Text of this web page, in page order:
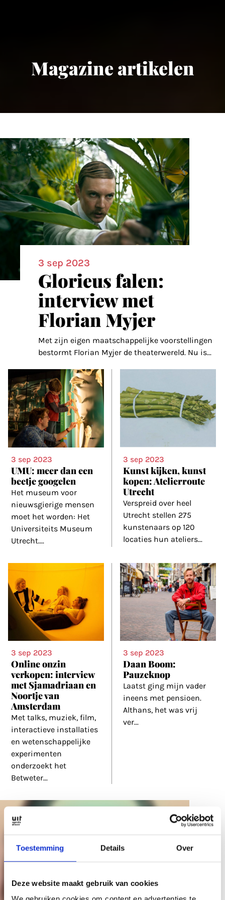
Toestemming Details Over
Deze website maakt gebruik van cookies
Magazine artikelen
3 sep 2023
UMU: meer dan een
beetje googelen
Het museum voor
nieuwsgierige mensen
moet het worden: Het
Universiteits Museum
Utrecht....
3 sep 2023
Kunst kijken, kunst
kopen: Atelierroute
Utrecht
Verspreid over heel
Utrecht stellen 275
kunstenaars op 120
locaties hun ateliers...
3 sep 2023
Online onzin
verkopen: interview
met Sjamadriaan en
Noortje van
Amsterdam
Met talks, muziek, film,
interactieve installaties
en wetenschappelijke
experimenten
onderzoekt het
Betweter...
3 sep 2023
Daan Boom:
Pauzeknop
Laatst ging mijn vader
ineens met pensioen.
Althans, het was vrij
ver...
3 sep 2023
Glorieus falen:
interview met
Florian Myjer
Met zijn eigen maatschappelijke voorstellingen
bestormt Florian Myjer de theaterwereld. Nu is...